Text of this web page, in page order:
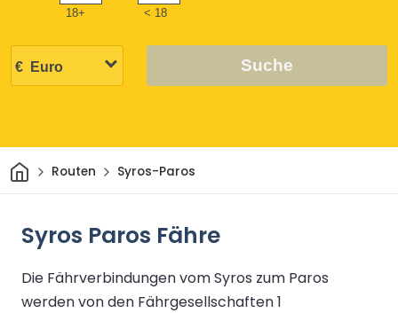
18+ < 18
Suche
HeimRouten Syros-Paros
Syros Paros Fähre
Die Fährverbindungen vom Syros zum Paros
werden von den Fährgesellschaften 1